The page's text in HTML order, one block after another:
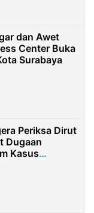
dan Awet
Center Buka
Surabaya
Periksa Dirut
Dugaan
Kasus
Rp2,58